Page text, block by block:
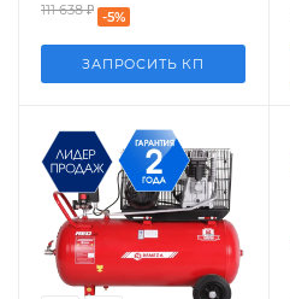
111 638₽ -5%
ЗАПРОСИТЬ КП